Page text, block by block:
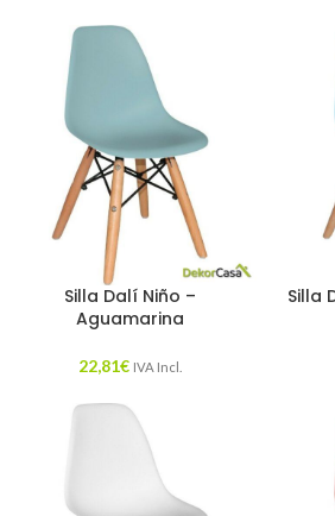
Silla Dalí Niño –
Aguamarina
22,81€ IVA Incl.
Silla